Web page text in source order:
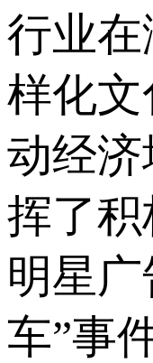
行业
样化
动经
挥了积
明星
车”事